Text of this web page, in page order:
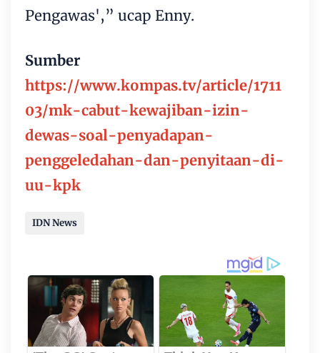
Pengawas',” ucap Enny.
Sumber
https://www.kompas.tv/article/1711
03/mk-cabut-kewajiban-izin-
dewas-soal-penyadapan-
penggeledahan-dan-penyitaan-di-
uu-kpk
IDN News